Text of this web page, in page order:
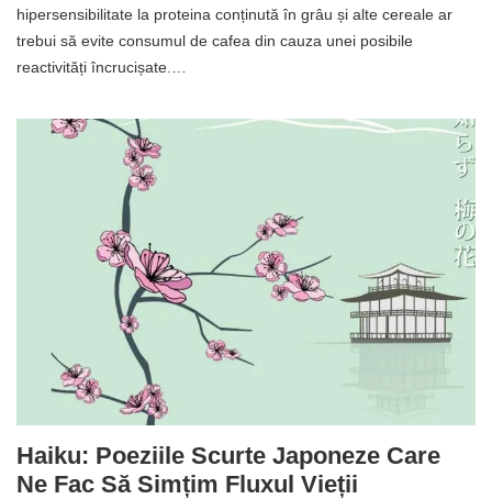
hipersensibilitate la proteina conținută în grâu și alte cereale ar
trebui să evite consumul de cafea din cauza unei posibile
reactivități încrucișate.…
Haiku: Poeziile Scurte Japoneze Care
Ne Fac Să Simțim Fluxul Vieții